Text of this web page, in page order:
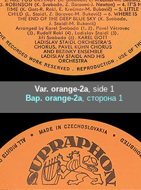
Var. orange-2a, side 1
Вар. orange-2a, сторона 1